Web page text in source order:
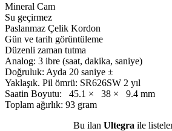
Mineral Cam
Su geçirmez
Paslanmaz Çelik Kordon
Gün ve tarih görüntüleme
Düzenli zaman tutma
Analog: 3 ibre (saat, dakika, saniye)
Doğruluk: Ayda 20 saniye ±
Yaklaşık. Pil ömrü: SR626SW 2 yıl
Saatin Boyutu: 45.1 × 38 × 9.4 mm
Toplam ağırlık: 93 gram
Bu ilan Ultegra ile